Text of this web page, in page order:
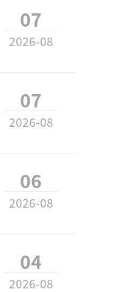
07
2026-08
07
2026-08
06
2026-08
04
2026-08